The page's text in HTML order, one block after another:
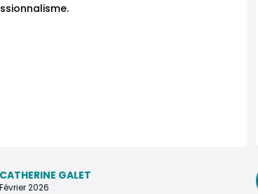
CATHERINE GALET
Février 2026